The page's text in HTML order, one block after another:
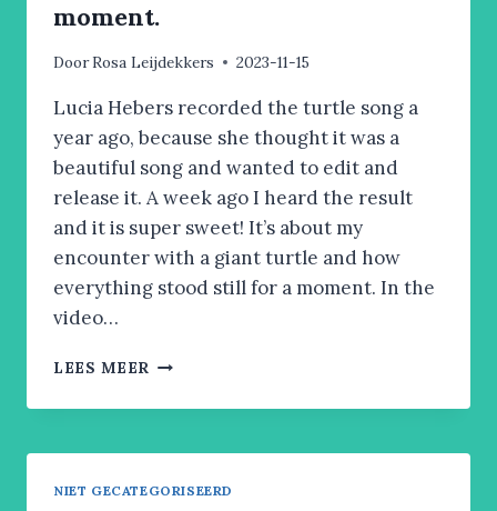
moment.
DoorRosa Leijdekkers 2023-11-15
Lucia Hebers recorded the turtle song a
year ago, because she thought it was a
beautiful song and wanted to edit and
release it. A week ago I heard the result
and it is super sweet! It’s about my
encounter with a giant turtle and how
everything stood still for a moment. In the
video…
LEES MEER THIS
WILL
YOU
RESET
NIET GECATEGORISEERD